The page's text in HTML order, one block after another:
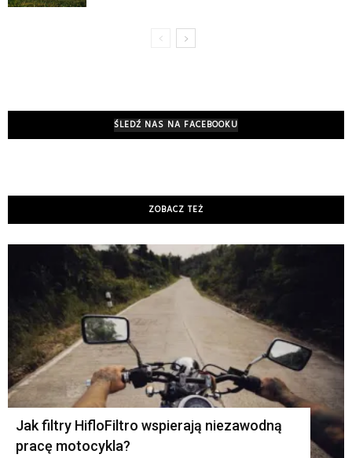
ŚLEDŹ NAS NA FACEBOOKU
ZOBACZ TEŻ
Jak filtry HifloFiltro wspierają niezawodną
pracę motocykla?